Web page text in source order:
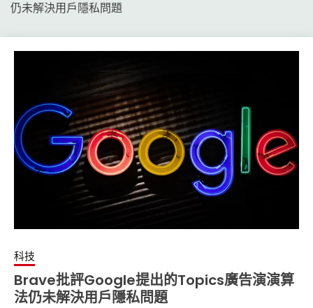
仍未解決用戶隱私問題
科技
Brave批評Google提出的Topics廣告演演算
法仍未解決用戶隱私問題